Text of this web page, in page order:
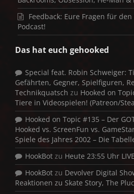
Feedback: Eure Fragen für
Podcast!
Das hat euch gehooked
Special feat. Robin Schweiger:
Gefährten, Gegner, Spielfiguren,
Technikquatsch zu Hooked on
Tiere in Videospielen! (Patreon/
Hooked on Topic #135 – Der
Hooked vs. ScreenFun vs.
Spiele des Jahres 2002 – Die
HookBot zu Heute 23:55 Uhr
HookBot zu Devolver Digital
Reaktionen zu Skate Story, The